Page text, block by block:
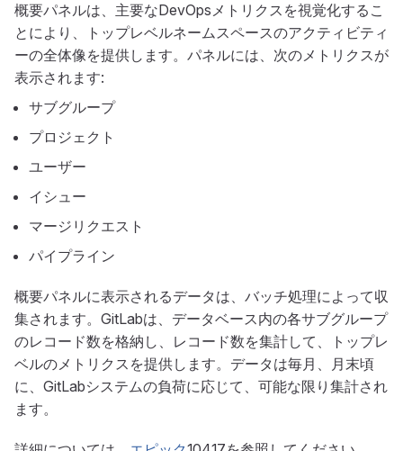
概要パネルは、主要なDevOpsメトリクスを視覚化するこ
とにより、トップレベルネームスペースのアクティビティ
ーの全体像を提供します。パネルには、次のメトリクスが
表示されます:
サブグループ
プロジェクト
ユーザー
イシュー
マージリクエスト
パイプライン
概要パネルに表示されるデータは、バッチ処理によって収
集されます。GitLabは、データベース内の各サブグループ
のレコード数を格納し、レコード数を集計して、トップレ
ベルのメトリクスを提供します。データは毎月、月末頃
に、GitLabシステムの負荷に応じて、可能な限り集計され
ます。